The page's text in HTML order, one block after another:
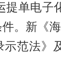
提单电子
。新《海
范法》